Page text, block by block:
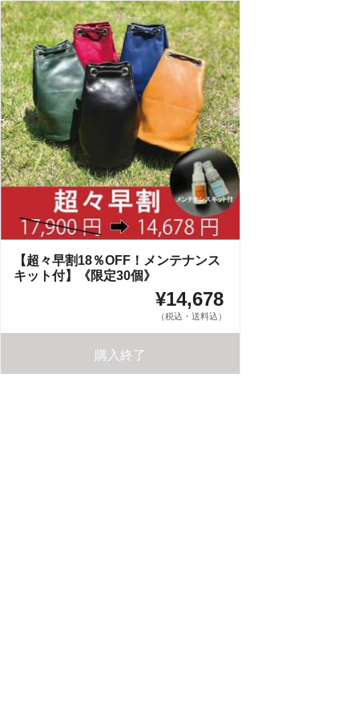
【超々早割18％OFF！メンテナンス
キット付】《限定30個》
¥14,678
（税込・送料込）
購入終了